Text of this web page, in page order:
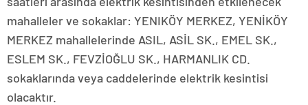
mahalleler ve sokaklar: YENIKÖY MERKEZ, YENİKÖY
MERKEZ mahallelerinde ASIL, ASİL SK., EMEL SK.,
ESLEM SK., FEVZİOĞLU SK., HARMANLIK CD.
sokaklarında veya caddelerinde elektrik kesintisi
olacaktır.